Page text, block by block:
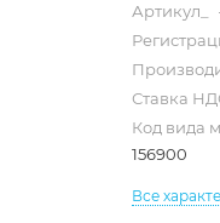
Артикул_
Ставка
Код вида
156900
Все